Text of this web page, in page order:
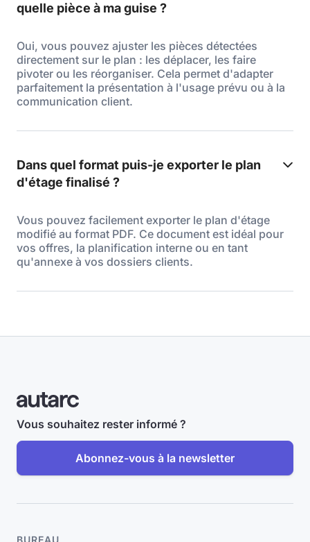
quelle pièce à ma guise ?
Oui, vous pouvez ajuster les pièces détectées
directement sur le plan : les déplacer, les faire
pivoter ou les réorganiser. Cela permet d'adapter
parfaitement la présentation à l'usage prévu ou à la
communication client.
Dans quel format puis-je exporter le plan
d'étage finalisé ?
Vous pouvez facilement exporter le plan d'étage
modifié au format PDF. Ce document est idéal pour
vos offres, la planification interne ou en tant
qu'annexe à vos dossiers clients.
Vous souhaitez rester informé ?
Abonnez-vous à la newsletter
BUREAU